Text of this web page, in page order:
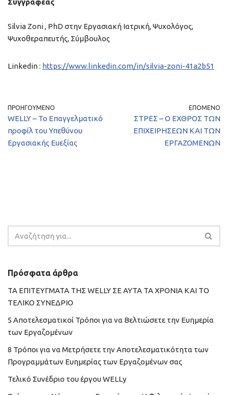
Silvia Zoni , PhD στην Εργασιακή Ιατρική, Ψυχολόγος,
Ψυχοθεραπευτής, Σύμβουλος
Linkedin : https://www.linkedin.com/in/silvia-zoni-41a2b51
ΠΡΟΗΓΟΎΜΕΝΟ
WELLY – Το Επαγγελματικό
προφίλ του Υπεθύνου
Εργασιακής Ευεξίας
ΕΠΌΜΕΝΟ
ΣΤΡΕΣ – Ο ΕΧΘΡΟΣ ΤΩΝ
ΕΠΙΧΕΙΡΗΣΕΩΝ ΚΑΙ ΤΩΝ
ΕΡΓΑΖΟΜΕΝΩΝ
Πρόσφατα άρθρα
ΤΑ ΕΠΙΤΕΥΓΜΑΤΑ ΤΗΣ WELLY ΣΕ ΑΥΤΑ ΤΑ ΧΡΟΝΙΑ ΚΑΙ ΤΟ
ΤΕΛΙΚΟ ΣΥΝΕΔΡΙΟ
5 Αποτελεσματικοί Τρόποι για να Βελτιώσετε την Ευημερία
των Εργαζομένων
8 Τρόποι για να Μετρήσετε την Αποτελεσματικότητα των
Προγραμμάτων Ευημερίας των Εργαζομένων σας
Τελικό Συνέδριο του έργου WELLy